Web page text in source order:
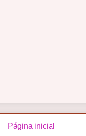
Página inicial